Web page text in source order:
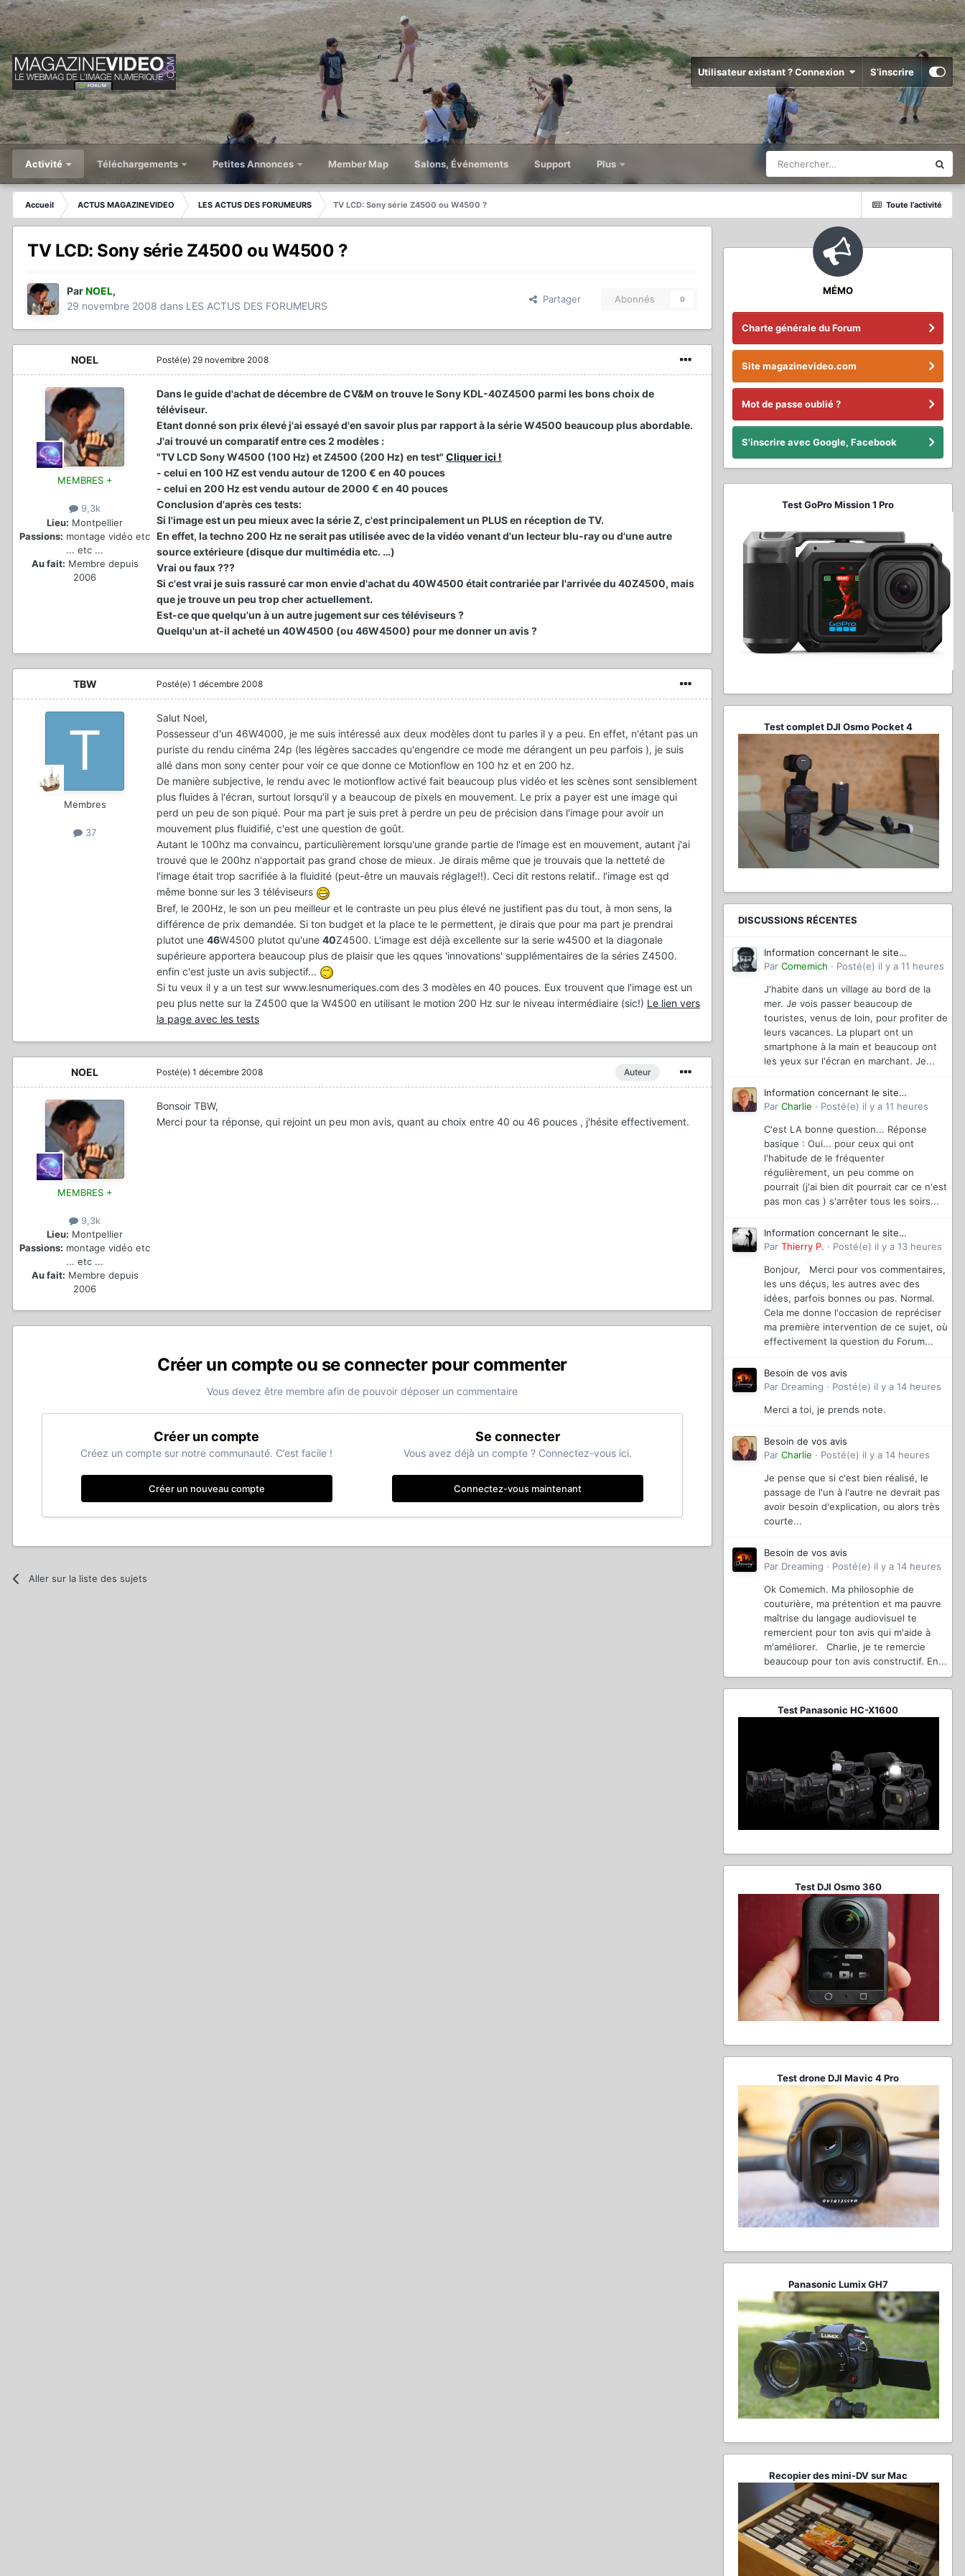
Utilisateur existant ? Connexion S’inscrire
Activité Téléchargements Petites Annonces Member Map Salons, Événements Support Plus
Toute l’activité
Accueil ACTUS MAGAZINEVIDEO LES ACTUS DES FORUMEURS TV LCD: Sony série Z4500 ou W4500 ?
TV LCD: Sony série Z4500 ou W4500 ?
ParNOEL,
29 novembre 2008 dans LES ACTUS DES FORUMEURS
Partager Abonnés 0
NOEL
MEMBRES +
9,3k
Lieu: Montpellier
Passions: montage vidéo etc
... etc ...
Au fait: Membre depuis
2006
Posté(e) 29 novembre 2008
Dans le guide d'achat de décembre de CV&M on trouve le Sony KDL-40Z4500 parmi les bons choix de
téléviseur.
Etant donné son prix élevé j'ai essayé d'en savoir plus par rapport à la série W4500 beaucoup plus abordable.
J'ai trouvé un comparatif entre ces 2 modèles :
"TV LCD Sony W4500 (100 Hz) et Z4500 (200 Hz) en test" Cliquer ici !
- celui en 100 HZ est vendu autour de 1200 € en 40 pouces
- celui en 200 Hz est vendu autour de 2000 € en 40 pouces
Conclusion d'après ces tests:
Si l'image est un peu mieux avec la série Z, c'est principalement un PLUS en réception de TV.
En effet, la techno 200 Hz ne serait pas utilisée avec de la vidéo venant d'un lecteur blu-ray ou d'une autre
source extérieure (disque dur multimédia etc. …)
Vrai ou faux ???
Si c'est vrai je suis rassuré car mon envie d'achat du 40W4500 était contrariée par l'arrivée du 40Z4500, mais
que je trouve un peu trop cher actuellement.
Est-ce que quelqu'un à un autre jugement sur ces téléviseurs ?
Quelqu'un at-il acheté un 40W4500 (ou 46W4500) pour me donner un avis ?
TBW
Membres
37
Posté(e) 1 décembre 2008
Salut Noel,
Possesseur d'un 46W4000, je me suis intéressé aux deux modèles dont tu parles il y a peu. En effet, n'étant pas un
puriste du rendu cinéma 24p (les légères saccades qu'engendre ce mode me dérangent un peu parfois ), je suis
allé dans mon sony center pour voir ce que donne ce Motionflow en 100 hz et en 200 hz.
De manière subjective, le rendu avec le motionflow activé fait beaucoup plus vidéo et les scènes sont sensiblement
plus fluides à l'écran, surtout lorsqu'il y a beaucoup de pixels en mouvement. Le prix a payer est une image qui
perd un peu de son piqué. Pour ma part je suis pret à perdre un peu de précision dans l'image pour avoir un
mouvement plus fluidifié, c'est une question de goût.
Autant le 100hz ma convaincu, particulièrement lorsqu'une grande partie de l'image est en mouvement, autant j'ai
trouvé que le 200hz n'apportait pas grand chose de mieux. Je dirais même que je trouvais que la netteté de
l'image était trop sacrifiée à la fluidité (peut-être un mauvais réglage!!). Ceci dit restons relatif.. l'image est qd
même bonne sur les 3 téléviseurs
Bref, le 200Hz, le son un peu meilleur et le contraste un peu plus élevé ne justifient pas du tout, à mon sens, la
différence de prix demandée. Si ton budget et la place te le permettent, je dirais que pour ma part je prendrai
plutot une 46W4500 plutot qu'une 40Z4500. L'image est déjà excellente sur la serie w4500 et la diagonale
supérieure apportera beaucoup plus de plaisir que les qques 'innovations' supplémentaires de la séries Z4500.
enfin c'est juste un avis subjectif...
Si tu veux il y a un test sur www.lesnumeriques.com des 3 modèles en 40 pouces. Eux trouvent que l'image est un
peu plus nette sur la Z4500 que la W4500 en utilisant le motion 200 Hz sur le niveau intermédiaire (sic!) Le lien vers
la page avec les tests
NOEL
MEMBRES +
9,3k
Lieu: Montpellier
Passions: montage vidéo etc
... etc ...
Au fait: Membre depuis
2006
Auteur
Posté(e) 1 décembre 2008
Bonsoir TBW,
Merci pour ta réponse, qui rejoint un peu mon avis, quant au choix entre 40 ou 46 pouces , j'hésite effectivement.
Créer un compte ou se connecter pour commenter
Vous devez être membre afin de pouvoir déposer un commentaire
Créer un compte
Créez un compte sur notre communauté. C’est facile !
Créer un nouveau compte
Se connecter
Vous avez déjà un compte ? Connectez-vous ici.
Connectez-vous maintenant
Aller sur la liste des sujets
MÉMO
Charte générale du Forum
Site magazinevideo.com
Mot de passe oublié ?
S'inscrire avec Google, Facebook
Test GoPro Mission 1 Pro
Test complet DJI Osmo Pocket 4
DISCUSSIONS RÉCENTES
Information concernant le site
magazinevideo
Par Comemich · Posté(e) il y a 11 heures
J'habite dans un village au bord de la
mer. Je vois passer beaucoup de
touristes, venus de loin, pour profiter de
leurs vacances. La plupart ont un
smartphone à la main et beaucoup ont
les yeux sur l'écran en marchant. Je...
Information concernant le site
magazinevideo
Par Charlie · Posté(e) il y a 11 heures
C'est LA bonne question... Réponse
basique : Oui... pour ceux qui ont
l'habitude de le fréquenter
régulièrement, un peu comme on
pourrait (j'ai bien dit pourrait car ce n'est
pas mon cas ) s'arrêter tous les soirs...
Information concernant le site
magazinevideo
Par Thierry P. · Posté(e) il y a 13 heures
Bonjour, Merci pour vos commentaires,
les uns déçus, les autres avec des
idées, parfois bonnes ou pas. Normal.
Cela me donne l'occasion de repréciser
ma première intervention de ce sujet, où
effectivement la question du Forum...
Besoin de vos avis
Par Dreaming · Posté(e) il y a 14 heures
Merci a toi, je prends note.
Besoin de vos avis
Par Charlie · Posté(e) il y a 14 heures
Je pense que si c'est bien réalisé, le
passage de l'un à l'autre ne devrait pas
avoir besoin d'explication, ou alors très
courte...
Besoin de vos avis
Par Dreaming · Posté(e) il y a 14 heures
Ok Comemich. Ma philosophie de
couturière, ma prétention et ma pauvre
maîtrise du langage audiovisuel te
remercient pour ton avis qui m'aide à
m'améliorer. Charlie, je te remercie
beaucoup pour ton avis constructif. En...
Test Panasonic HC-X1600
Test DJI Osmo 360
Test drone DJI Mavic 4 Pro
Panasonic Lumix GH7
Recopier des mini-DV sur Mac